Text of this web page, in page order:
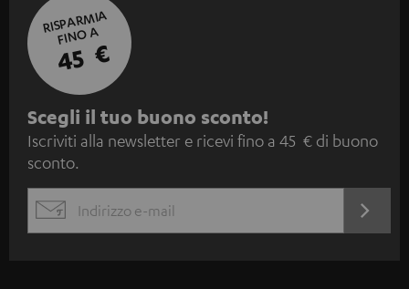
RISPARMIA
FINO A
45 €
I
s
c
i
Scegli il tuo buono sconto!
Iscriviti alla newsletter e ricevi fino a 45 € di buono
sconto.
EMAIL
ORA